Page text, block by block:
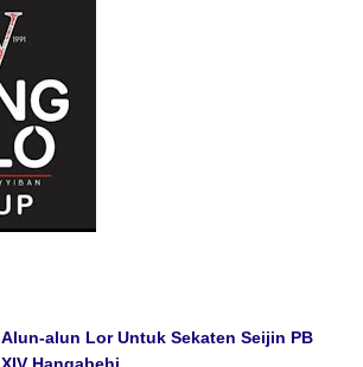
Alun-alun Lor Untuk Sekaten Seijin PB